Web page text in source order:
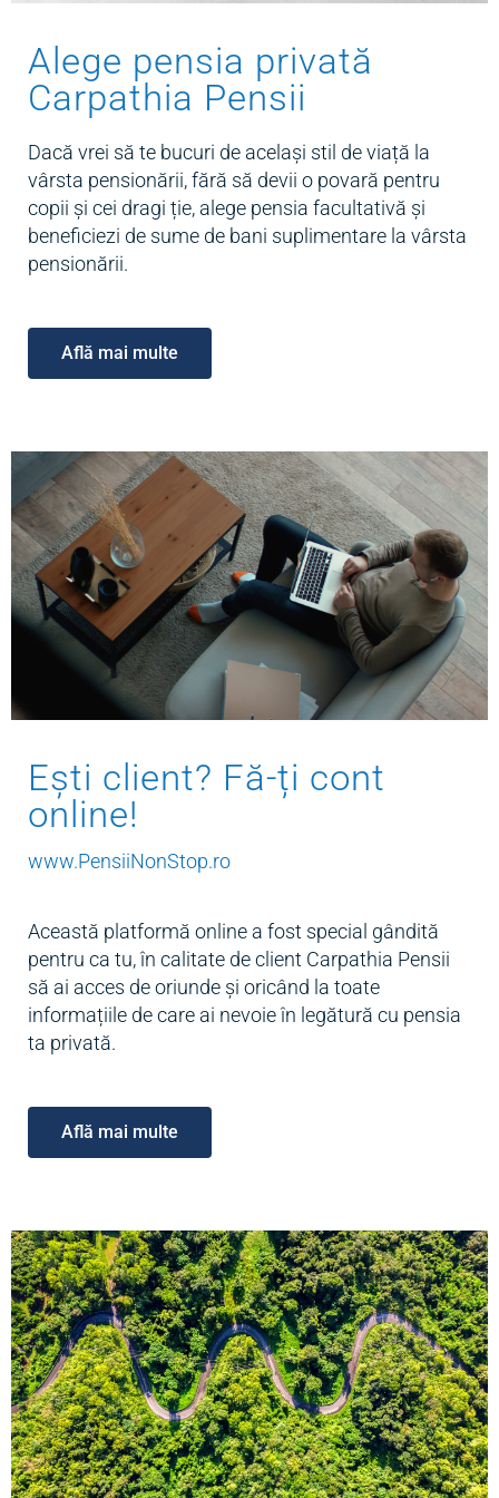
Alege pensia privată
Carpathia Pensii
Dacă vrei să te bucuri de același stil de viață la
vârsta pensionării, fără să devii o povară pentru
copii și cei dragi ție, alege pensia facultativă și
beneficiezi de sume de bani suplimentare la vârsta
pensionării.
Află mai multe
Ești client? Fă-ți cont
online!
www.PensiiNonStop.ro
Această platformă online a fost special gândită
pentru ca tu, în calitate de client Carpathia Pensii
să ai acces de oriunde și oricând la toate
informațiile de care ai nevoie în legătură cu pensia
ta privată.
Află mai multe